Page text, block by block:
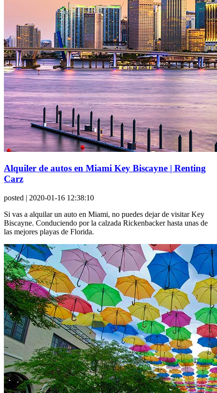
Alquiler de autos en Miami Key Biscayne | Renting
Carz
posted | 2020-01-16 12:38:10
Si vas a alquilar un auto en Miami, no puedes dejar de visitar Key
Biscayne. Conduciendo por la calzada Rickenbacker hasta unas de
las mejores playas de Florida.